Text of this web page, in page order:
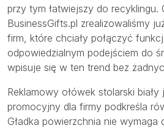
przy tym łatwiejszy do recyklingu.
BusinessGifts.pl zrealizowaliśmy
firm, które chciały połączyć
odpowiedzialnym podejściem do
wpisuje się w ten trend bez
Reklamowy ołówek stolarski biały
promocyjny dla firmy podkreśla
Gładka powierzchnia nie wymaga